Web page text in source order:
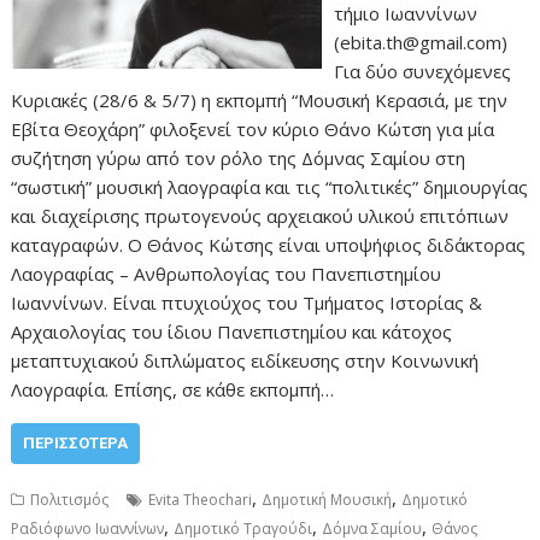
τήμιο Ιωαννίνων
(ebita.th@gmail.com)
Για δύο συνεχόμενες
Κυριακές (28/6 & 5/7) η εκπομπή “Μουσική Κερασιά, με την
Εβίτα Θεοχάρη” φιλοξενεί τον κύριο Θάνο Κώτση για μία
συζήτηση γύρω από τον ρόλο της Δόμνας Σαμίου στη
“σωστική” μουσική λαογραφία και τις “πολιτικές” δημιουργίας
και διαχείρισης πρωτογενούς αρχειακού υλικού επιτόπιων
καταγραφών. Ο Θάνος Κώτσης είναι υποψήφιος διδάκτορας
Λαογραφίας – Ανθρωπολογίας του Πανεπιστημίου
Ιωαννίνων. Είναι πτυχιούχος του Τμήματος Ιστορίας &
Αρχαιολογίας του ίδιου Πανεπιστημίου και κάτοχος
μεταπτυχιακού διπλώματος ειδίκευσης στην Κοινωνική
Λαογραφία. Επίσης, σε κάθε εκπομπή…
ΠΕΡΙΣΣΌΤΕΡΑ
Πολιτισμός Evita Theochari, Δημοτική Μουσική, Δημοτικό
Ραδιόφωνο Ιωαννίνων, Δημοτικό Τραγούδι, Δόμνα Σαμίου, Θάνος